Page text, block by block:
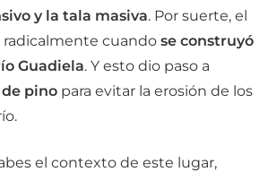
y la tala masiva. Por suerte, el
radicalmente cuando se construyó
Guadiela. Y esto dio paso a
pino para evitar la erosión de los
el contexto de este lugar,